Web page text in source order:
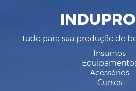
Tudo para sua produção de
Insumos
Acessórios
Cursos